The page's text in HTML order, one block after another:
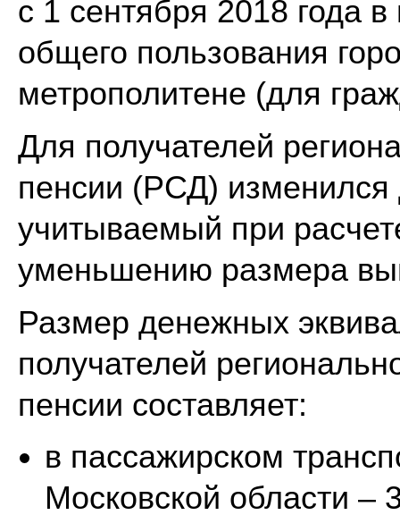
c 1 сентября 2018 года
общего пользования
метрополитене (для
Для получателей
пенсии (РСД) изменился
учитываемый при
уменьшению размера
Размер денежных
получателей
пенсии составляет:
в пассажирском
Московской области –